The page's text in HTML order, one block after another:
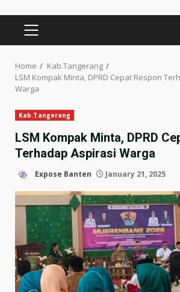
PRIMARY
MENU
Home
Kab.Tangerang
LSM Kompak Minta, DPRD Cepat Respon
Warga
Kab.Tangerang
LSM Kompak Minta, DPRD
Terhadap Aspirasi Warga
Expose Banten January 21, 2025